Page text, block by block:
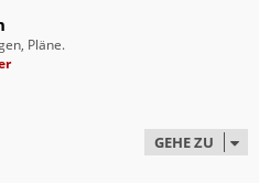
Pläne.
GEHE ZU